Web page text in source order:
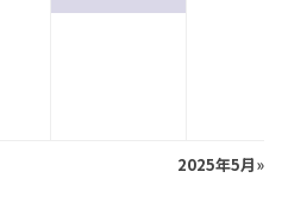
2025年5月»